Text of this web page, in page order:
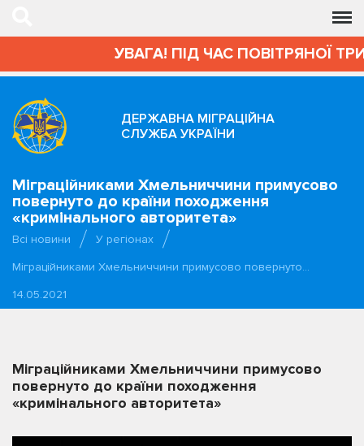
УВАГА! ПІД ЧАС ПОВІТРЯНОЇ
ДЕРЖАВНА МІГРАЦІЙНА
СЛУЖБА УКРАЇНИ
Міграційниками Хмельниччини примусово
повернуто до країни походження
«кримінального авторитета»
Всі новини
У регіонах
Міграційниками Хмельниччини примусово повернуто…
14.05.2021
Міграційниками Хмельниччини примусово
повернуто до країни походження
«кримінального авторитета»